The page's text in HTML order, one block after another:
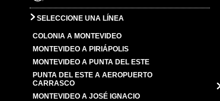
SELECCIONE UNA LÍNEA
COLONIA A MONTEVIDEO
MONTEVIDEO A PIRIÁPOLIS
MONTEVIDEO A PUNTA DEL ESTE
PUNTA DEL ESTE A AEROPUERTO
CARRASCO
MONTEVIDEO A JOSÉ IGNACIO